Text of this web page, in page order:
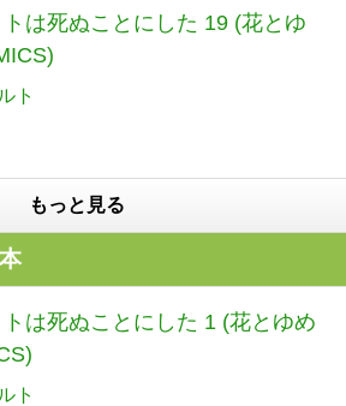
トは死ぬことにした 19 (花とゆ
ト
もっと見る
トは死ぬことにした 1 (花とゆめ
ト